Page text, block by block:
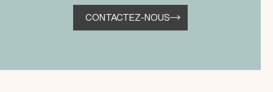
CONTACTEZ-NOUS